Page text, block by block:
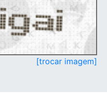
[trocar imagem]